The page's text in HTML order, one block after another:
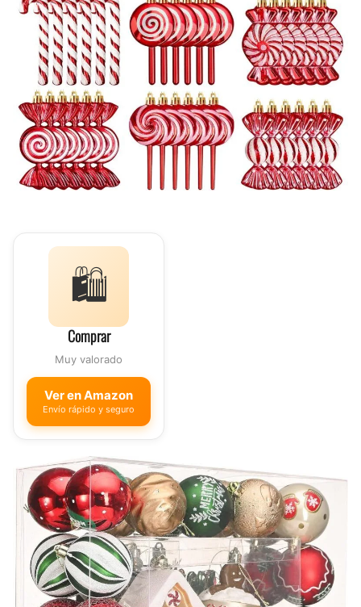
🛍️
Comprar
Muy valorado
Ver en Amazon
Envío rápido y seguro